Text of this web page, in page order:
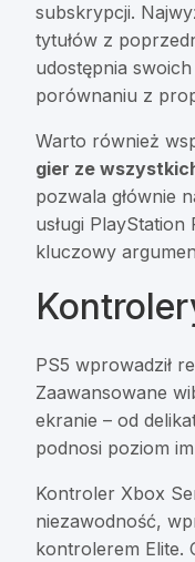
subskrypcji.
tytułów z
udostępnia
porównaniu z
Warto również
gier ze
pozwala głównie
usługi
kluczowy
PS5 wprowadził
Zaawansowane
ekranie – od
podnosi poziom
Kontroler Xbox
niezawodność,
kontrolerem Elite.